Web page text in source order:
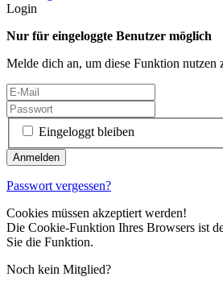
Login
Nur für eingeloggte Benutzer möglich
Melde dich an, um diese Funktion nutzen
Eingeloggt bleiben
Passwort vergessen?
Cookies müssen akzeptiert werden!
Die Cookie-Funktion Ihres Browsers ist
Sie die Funktion.
Noch kein Mitglied?